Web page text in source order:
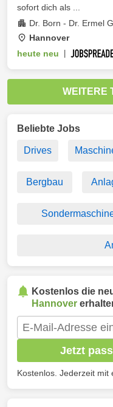
sofort dich als ...
Dr. Born - Dr. Ermel
Hannover
heute neu
WEITERE
Beliebte Jobs
Drives
Bergbau
Kostenlos die
Hannover
Jetzt
Kostenlos. Jederzeit mit